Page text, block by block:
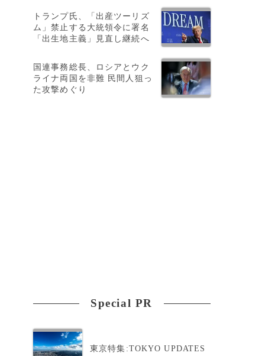
トランプ氏、「出産ツーリズ
ム」禁止する大統領令に署名
「出生地主義」見直し継続へ
国連事務総長、ロシアとウク
ライナ両国を非難 民間人狙っ
た攻撃めぐり
Special PR
東京特集:TOKYO UPDATES